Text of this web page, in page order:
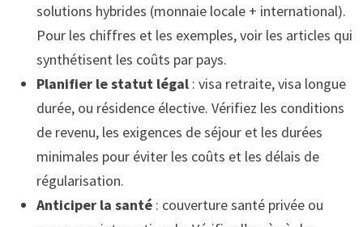
solutions hybrides (monnaie locale + international).
Pour les chiffres et les exemples, voir les articles qui
synthétisent les coûts par pays.
Planifier le statut légal: visa retraite, visa longue
durée, ou résidence élective. Vérifiez les conditions
de revenu, les exigences de séjour et les durées
minimales pour éviter les coûts et les délais de
régularisation.
Anticiper la santé: couverture santé privée ou